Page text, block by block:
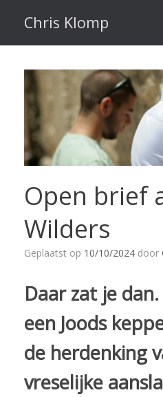
inhoud
Chris Klomp
Open brief
Wilders
Geplaatst op 10/10/2024 door
Daar zat je
een Joods
de herdenking
vreselijke